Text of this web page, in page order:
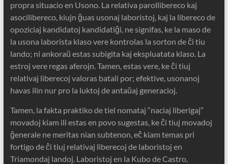
propra situacio en Usono. La relativa parollibereco kaj
asocilibereco, kiujn ĝuas usonaj laboristoj, kaj la libereco de
opoziciaj kandidatoj kandidatiĝi, ne signifas, ke la maso de
la usona laborista klaso vere kontrolas la sorton de ĉi tiu
lando; ni ankoraŭ estas subigita kaj ekspluatata klaso. La
estroj vere regas aferojn. Tamen, estas vere, ke ĉi tiuj
relativaj liberecoj valoras batali por; efektive, usonanoj
havas ilin nur pro la luktoj de antaŭaj generacioj.
Tamen, la fakta praktiko de tiel nomataj “naciaj liberigaj”
movadoj kiam ili estas en povo sugestas, ke ĉi tiuj movadoj
ĝenerale ne meritas nian subtenon, eĉ kiam temas pri
fortigo de ĉi tiuj relativaj liberecoj de laboristoj en
Triamondaj landoj. Laboristoj en la Kubo de Castro,